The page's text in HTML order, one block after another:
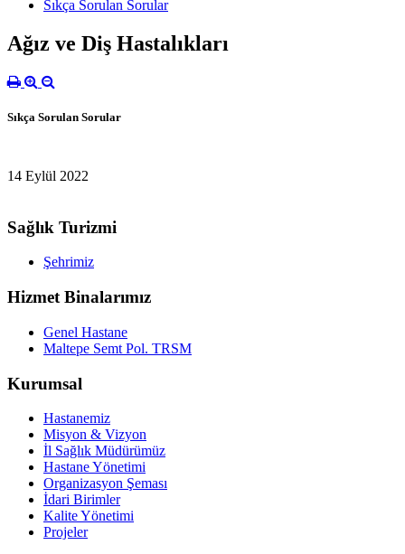
Sıkça Sorulan Sorular
Ağız ve Diş Hastalıkları
Sıkça Sorulan Sorular
14 Eylül 2022
Sağlık Turizmi
Şehrimiz
Hizmet Binalarımız
Genel Hastane
Maltepe Semt Pol. TRSM
Kurumsal
Hastanemiz
Misyon & Vizyon
İl Sağlık Müdürümüz
Hastane Yönetimi
Organizasyon Şeması
İdari Birimler
Kalite Yönetimi
Projeler